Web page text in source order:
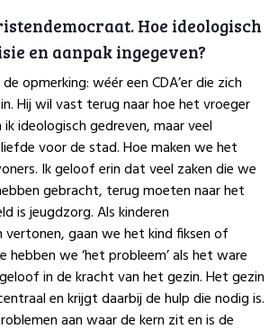
Hoe ideologisch
en aanpak ingegeven?
opmerking: wéér een CDA’er die zich
Hij wil vast terug naar hoe het vroeger
ideologisch gedreven, maar veel
voor de stad. Hoe maken we het
Ik geloof erin dat veel zaken die we
gebracht, terug moeten naar het
is jeugdzorg. Als kinderen
vertonen, gaan we het kind fiksen of
hebben we ‘het probleem’ als het ware
in de kracht van het gezin. Het gezin
en krijgt daarbij de hulp die nodig is.
aan waar de kern zit en is de